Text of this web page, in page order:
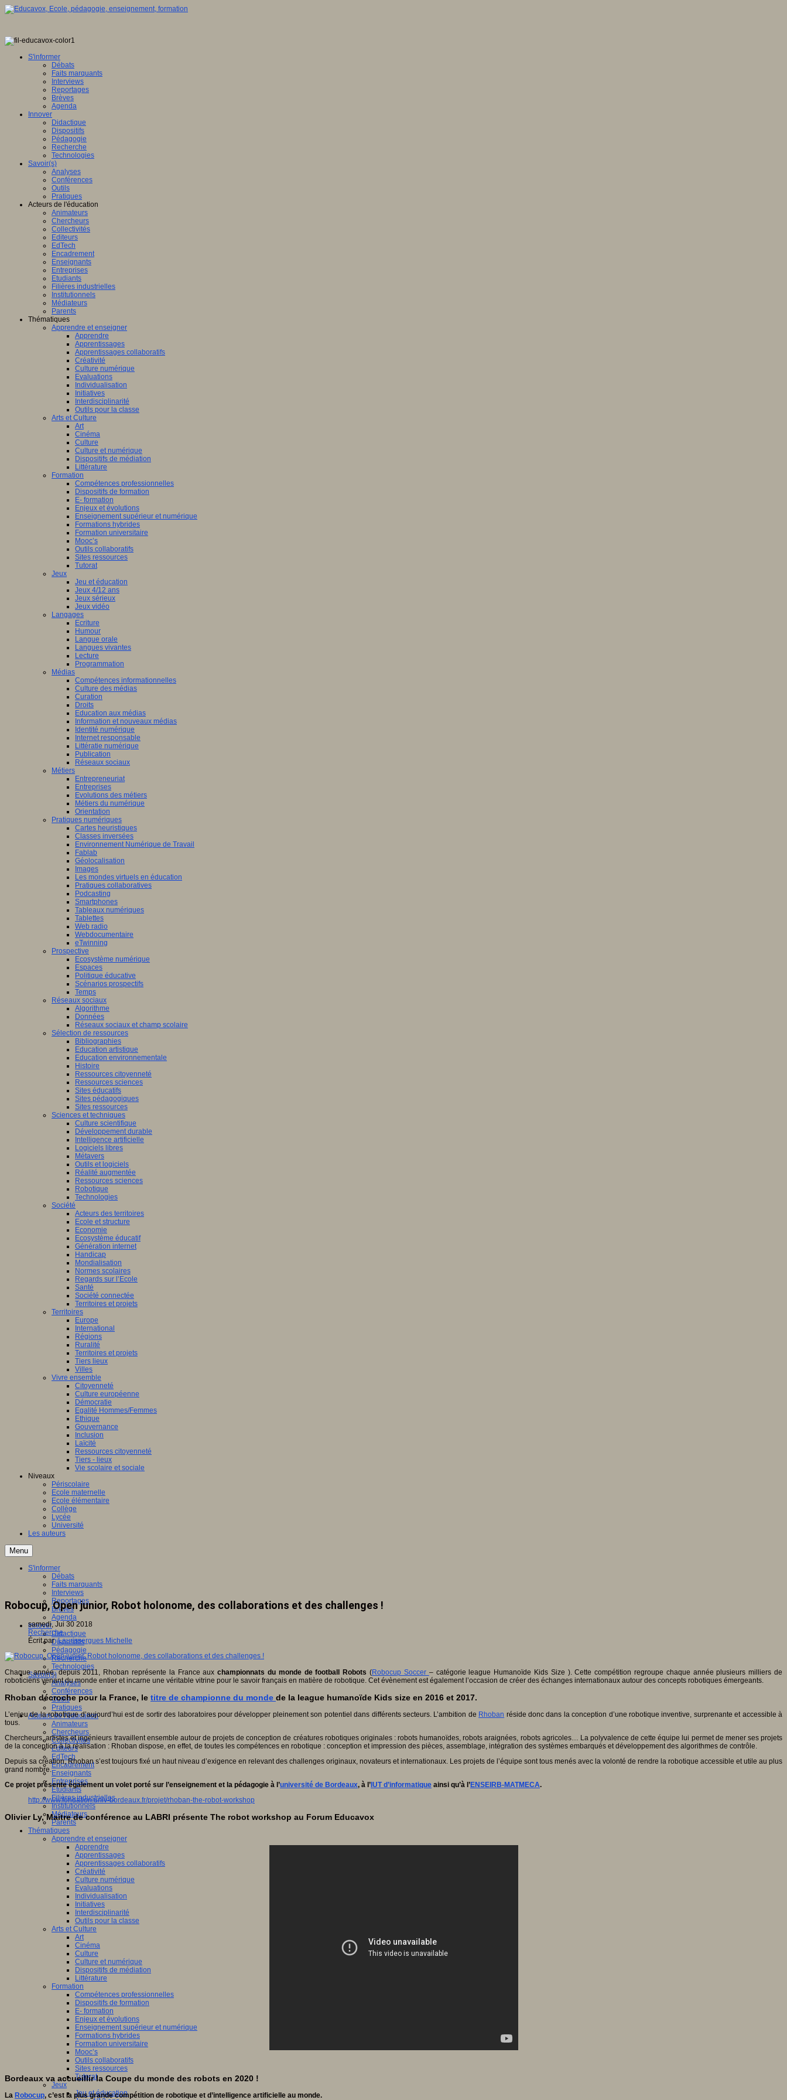
S'informer
Débats
Faits marquants
Interviews
Reportages
Brèves
Agenda
Innover
Didactique
Dispositifs
Pédagogie
Recherche
Technologies
Savoir(s)
Analyses
Conférences
Outils
Pratiques
Acteurs de l'éducation
Animateurs
Chercheurs
Collectivités
Editeurs
EdTech
Encadrement
Enseignants
Entreprises
Etudiants
Filières industrielles
Institutionnels
Médiateurs
Parents
Thématiques
Apprendre et enseigner
Apprendre
Apprentissages
Apprentissages collaboratifs
Créativité
Culture numérique
Evaluations
Individualisation
Initiatives
Interdisciplinarité
Outils pour la classe
Arts et Culture
Art
Cinéma
Culture
Culture et numérique
Dispositifs de médiation
Littérature
Formation
Compétences professionnelles
Dispositifs de formation
E- formation
Enjeux et évolutions
Enseignement supérieur et numérique
Formations hybrides
Formation universitaire
Mooc’s
Outils collaboratifs
Sites ressources
Tutorat
Jeux
Jeu et éducation
Jeux 4/12 ans
Jeux sérieux
Jeux vidéo
Langages
Ecriture
Humour
Langue orale
Langues vivantes
Lecture
Programmation
Médias
Compétences informationnelles
Culture des médias
Curation
Droits
Education aux médias
Information et nouveaux médias
Identité numérique
Internet responsable
Littératie numérique
Publication
Réseaux sociaux
Métiers
Entrepreneuriat
Entreprises
Evolutions des métiers
Métiers du numérique
Orientation
Pratiques numériques
Cartes heuristiques
Classes inversées
Environnement Numérique de Travail
Fablab
Géolocalisation
Images
Les mondes virtuels en éducation
Pratiques collaboratives
Podcasting
Smartphones
Tableaux numériques
Tablettes
Web radio
Webdocumentaire
eTwinning
Prospective
Ecosystème numérique
Espaces
Politique éducative
Scénarios prospectifs
Temps
Réseaux sociaux
Algorithme
Données
Réseaux sociaux et champ scolaire
Sélection de ressources
Bibliographies
Education artistique
Education environnementale
Histoire
Ressources citoyenneté
Ressources sciences
Sites éducatifs
Sites pédagogiques
Sites ressources
Sciences et techniques
Culture scientifique
Développement durable
Intelligence artificielle
Logiciels libres
Métavers
Outils et logiciels
Réalité augmentée
Ressources sciences
Robotique
Technologies
Société
Acteurs des territoires
Ecole et structure
Economie
Ecosystème éducatif
Génération internet
Handicap
Mondialisation
Normes scolaires
Regards sur l’Ecole
Santé
Société connectée
Territoires et projets
Territoires
Europe
International
Régions
Ruralité
Territoires et projets
Tiers lieux
Villes
Vivre ensemble
Citoyenneté
Culture européenne
Démocratie
Egalité Hommes/Femmes
Ethique
Gouvernance
Inclusion
Laïcité
Ressources citoyenneté
Tiers - lieux
Vie scolaire et sociale
Niveaux
Périscolaire
Ecole maternelle
Ecole élémentaire
Collège
Lycée
Université
Les auteurs
Menu
S'informer
Débats
Faits marquants
Interviews
Reportages
Brèves
Agenda
Innover
Didactique
Dispositifs
Pédagogie
Recherche
Technologies
Savoir(s)
Analyses
Conférences
Outils
Pratiques
Acteurs de l'éducation
Animateurs
Chercheurs
Collectivités
Editeurs
EdTech
Encadrement
Enseignants
Entreprises
Etudiants
Filières industrielles
Institutionnels
Médiateurs
Parents
Thématiques
Apprendre et enseigner
Apprendre
Apprentissages
Apprentissages collaboratifs
Créativité
Culture numérique
Evaluations
Individualisation
Initiatives
Interdisciplinarité
Outils pour la classe
Arts et Culture
Art
Cinéma
Culture
Culture et numérique
Dispositifs de médiation
Littérature
Formation
Compétences professionnelles
Dispositifs de formation
E- formation
Enjeux et évolutions
Enseignement supérieur et numérique
Formations hybrides
Formation universitaire
Mooc’s
Outils collaboratifs
Sites ressources
Tutorat
Jeux
Jeu et éducation
Robocup, Open junior, Robot holonome, des collaborations et des challenges !
samedi, Jui 30 2018
Recherche
Écrit parLaurissergues Michelle
Chaque année, depuis 2011, Rhoban représente la France aux championnats du monde de football Robots (Robocup Soccer – catégorie league Humanoïde Kids Size ). Cette compétition regroupe chaque année plusieurs milliers de
roboticiens venant du monde entier et incarne une véritable vitrine pour le savoir français en matière de robotique. Cet évènement est également l’occasion de créer des échanges internationaux autour des concepts robotiques émergeants.
Rhoban décroche pour la France, le titre de championne du monde de la league humanoïde Kids size en 2016 et 2017.
L’enjeu de la robotique d’aujourd’hui est de sortir des laboratoires pour développer pleinement son potentiel dans différents secteurs. L’ambition de Rhoban réside donc dans la conception d’une robotique inventive, surprenante et accessible à
tous.
Chercheurs, artistes et ingénieurs travaillent ensemble autour de projets de conception de créatures robotiques originales : robots humanoïdes, robots araignées, robots agricoles… La polyvalence de cette équipe lui permet de mener ses projets
de la conception à la réalisation : Rhoban dispose, en effet, de toutes les compétences en robotique : conception et impression des pièces, assemblage, intégration des systèmes embarqués et développement des algorithmes de contrôle.
Depuis sa création, Rhoban s’est toujours fixé un haut niveau d’exigence en relevant des challenges originaux, novateurs et internationaux. Les projets de l’équipe sont tous menés avec la volonté de rendre la robotique accessible et utile au plus
grand nombre.
Ce projet présente également un volet porté sur l’enseignement et la pédagogie à l’université de Bordeaux, à l’ IUT d’informatique ainsi qu’à l’ENSEIRB-MATMECA.
http://www.fondation.univ-bordeaux.fr/projet/rhoban-the-robot-workshop
Olivier Ly, Maitre de conférence au LABRI présente The robot workshop au Forum Educavox
Bordeaux va accueillir la Coupe du monde des robots en 2020 !
La Robocup, c’est la plus grande compétition de robotique et d’intelligence artificielle au monde.